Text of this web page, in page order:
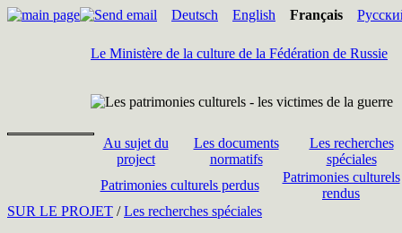
Deutsch English Français
Le Ministère de la culture de la Fédération de Russie
Au sujet du
project
Les documents
normatifs
Les recherches
spéciales
Patrimonies culturels perdus
Patrimonies culturels
rendus
SUR LE PROJET /Les recherches spéciales